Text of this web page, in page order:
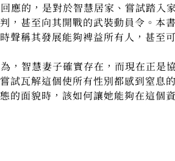
的，是對於智慧居家、嘗試踏入
，甚至向其開戰的武裝動員令。
聲稱其發展能夠裨益所有人，甚至
智慧妻子確實存在，而現在正是
試瓦解這個使所有性別都感到窒息
的面貌時，該如何讓她能夠在這個